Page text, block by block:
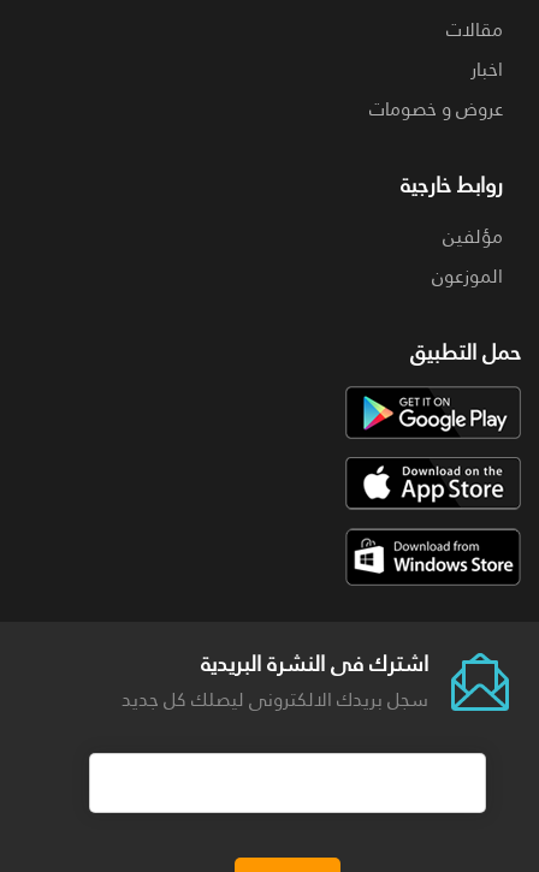
مقالات
اخبار
عروض و خصومات
روابط خارجية
مؤلفين
الموزعون
حمل التطبيق
اشترك فى النشرة البريدية
سجل بريدك الالكترونى ليصلك كل جديد